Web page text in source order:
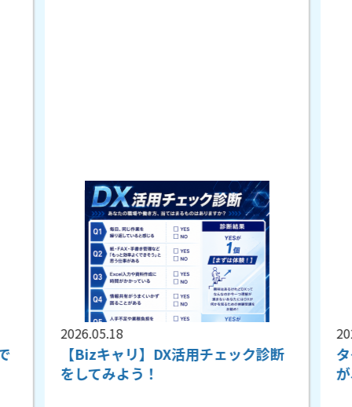
【Bizキャリ】DX活用チェック診断
をしてみよう！
2026.05.18